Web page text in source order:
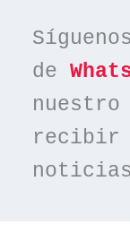
de
nuestro
recibir